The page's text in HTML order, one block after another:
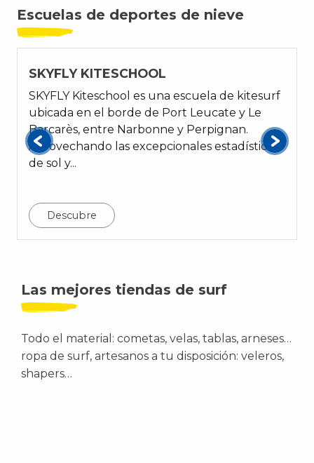
Escuelas de deportes de nieve
SKYFLY KITESCHOOL
SKYFLY Kiteschool es una escuela de kitesurf
ubicada en el borde de Port Leucate y Le
Barcarès, entre Narbonne y Perpignan.
Aprovechando las excepcionales estadísticas
de sol y...
Descubre
Las mejores tiendas de surf
Todo el material: cometas, velas, tablas, arneses…
ropa de surf, artesanos a tu disposición: veleros,
shapers…